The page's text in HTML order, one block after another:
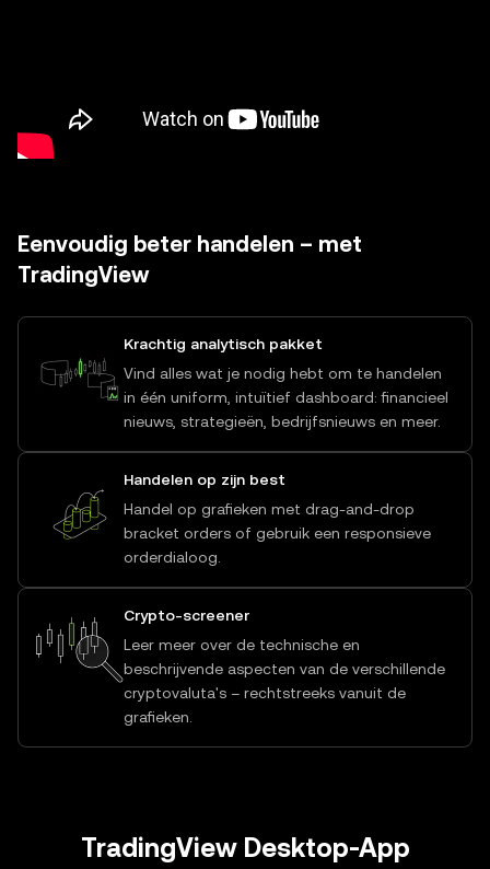
Eenvoudig beter handelen – met
TradingView
Krachtig analytisch pakket
Vind alles wat je nodig hebt om te handelen
in één uniform, intuïtief dashboard: financieel
nieuws, strategieën, bedrijfsnieuws en meer.
Handelen op zijn best
Handel op grafieken met drag-and-drop
bracket orders of gebruik een responsieve
orderdialoog.
Crypto-screener
Leer meer over de technische en
beschrijvende aspecten van de verschillende
cryptovaluta's – rechtstreeks vanuit de
grafieken.
TradingView Desktop-App